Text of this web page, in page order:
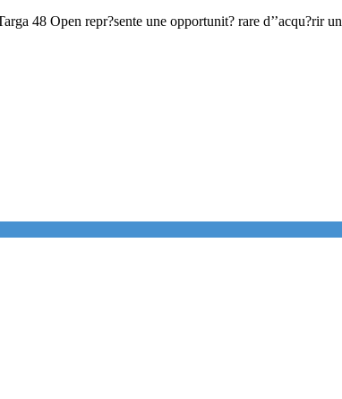
48 Open repr?sente une opportunit? rare d’’acqu?rir un